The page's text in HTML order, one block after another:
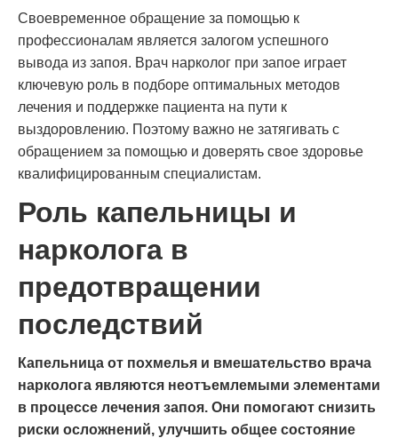
Своевременное обращение за помощью к
профессионалам является залогом успешного
вывода из запоя. Врач нарколог при запое играет
ключевую роль в подборе оптимальных методов
лечения и поддержке пациента на пути к
выздоровлению. Поэтому важно не затягивать с
обращением за помощью и доверять свое здоровье
квалифицированным специалистам.
Роль капельницы и
нарколога в
предотвращении
последствий
Капельница от похмелья и вмешательство врача
нарколога являются неотъемлемыми элементами
в процессе лечения запоя. Они помогают снизить
риски осложнений, улучшить общее состояние